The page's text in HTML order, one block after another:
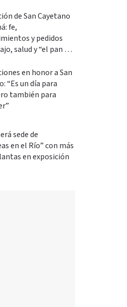
de San Cayetano
fe,
y pedidos
salud y “el pan de
en honor a San
“Es un día para
también para
sede de
en el Río” con más
en exposición